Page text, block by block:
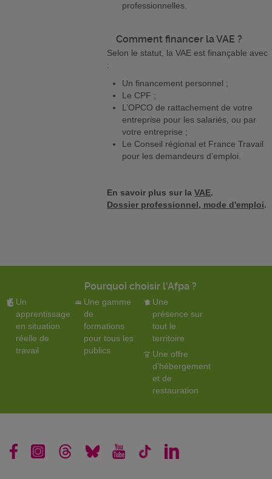
professionnelles.
Comment financer la VAE ?
Selon le statut, la VAE est finançable avec
:
Un financement personnel ;
Le CPF ;
L’OPCO de rattachement de votre
entreprise pour les salariés, ou par
votre entreprise ;
Le Conseil régional et France Travail
pour les demandeurs d’emploi.
En savoir plus sur laVAE.
Dossier professionnel, mode d'emploi.
Pourquoi choisir l'Afpa ?
Un
apprentissage
en situation
réelle de
travail
Une gamme
de
formations
pour tous les
publics
Une
présence sur
tout le
territoire
Une offre
d'hébergement
et de
restauration